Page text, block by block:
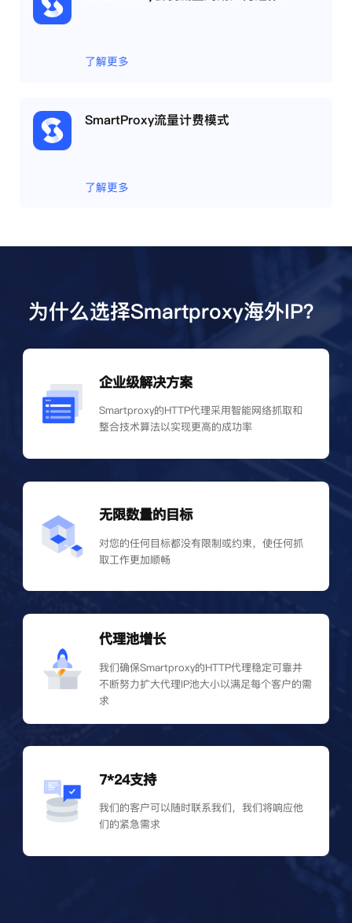
了解更多
SmartProxy流量计费模式
了解更多
为什么选择Smartproxy海外IP？
企业级解决方案
Smartproxy的HTTP代理采用智能网络抓取和
整合技术算法以实现更高的成功率
无限数量的目标
对您的任何目标都没有限制或约束，使任何抓
取工作更加顺畅
代理池增长
我们确保Smartproxy的HTTP代理稳定可靠并
不断努力扩大代理IP池大小以满足每个客户的需
求
7*24支持
我们的客户可以随时联系我们，我们将响应他
们的紧急需求